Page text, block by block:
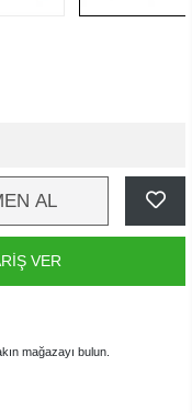
AL
VER
mağazayı bulun.